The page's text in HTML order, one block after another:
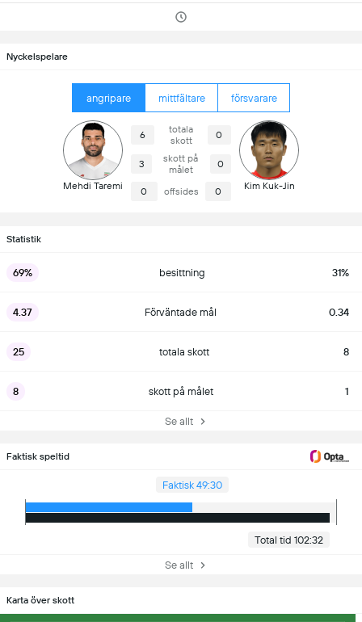
Nyckelspelare
angripare mittfältare försvarare
Mehdi Taremi
6
totala
skott
0
3
skott på
målet
0
0 offsides 0 Kim Kuk-Jin
Statistik
69% besittning 31%
4.37 Förväntade mål 0.34
25 totala skott 8
8 skott på målet 1
Se allt
Faktisk speltid
Faktisk 49:30
Total tid 102:32
Se allt
Karta över skott